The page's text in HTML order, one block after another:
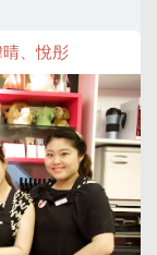
、悅彤